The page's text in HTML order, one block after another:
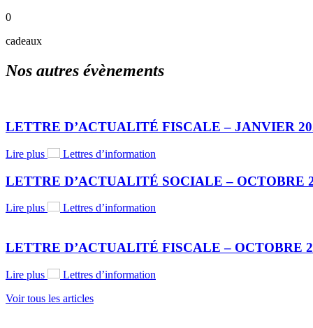
0
cadeaux
Nos autres évènements
LETTRE D’ACTUALITÉ FISCALE – JANVIER
Lire plus Lettres d’information
LETTRE D’ACTUALITÉ SOCIALE – OCTOBRE
Lire plus Lettres d’information
LETTRE D’ACTUALITÉ FISCALE – OCTOBRE
Lire plus
Lettres d’information
Voir tous les articles